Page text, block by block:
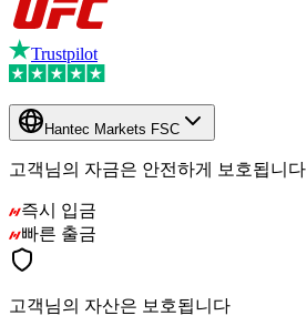
Trustpilot
Hantec Markets FSC
고객님의 자금은 안전하게 보호됩니다
즉시 입금
빠른 출금
고객님의 자산은 보호됩니다